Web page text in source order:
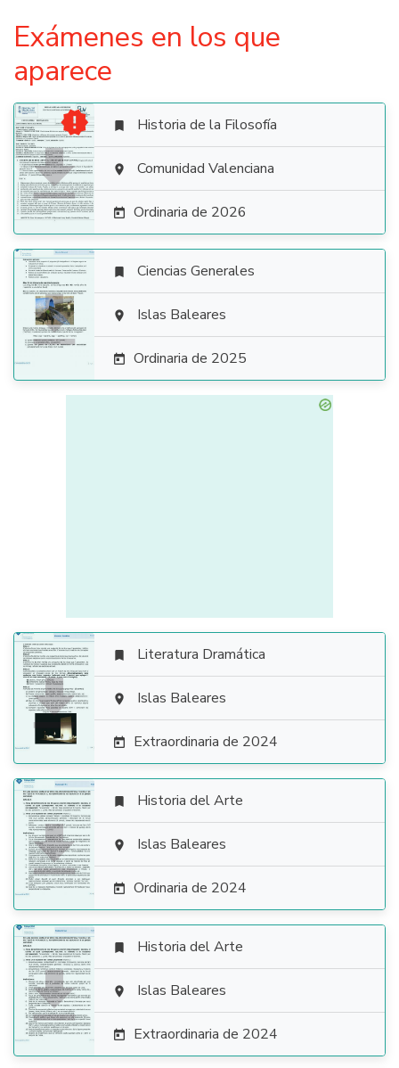
Exámenes en los que
aparece

  Historia de la Filosofía
 Comunidad Valenciana
 Ordinaria de 2026

 Ciencias Generales
 Islas Baleares
 Ordinaria de 2025

 Literatura Dramática
 Islas Baleares
 Extraordinaria de 2024

 Historia del Arte
 Islas Baleares
 Ordinaria de 2024

 Historia del Arte
 Islas Baleares
 Extraordinaria de 2024